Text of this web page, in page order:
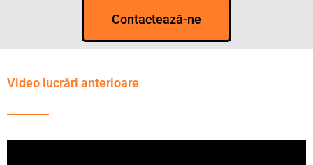
Contactează-ne
Video lucrări anterioare